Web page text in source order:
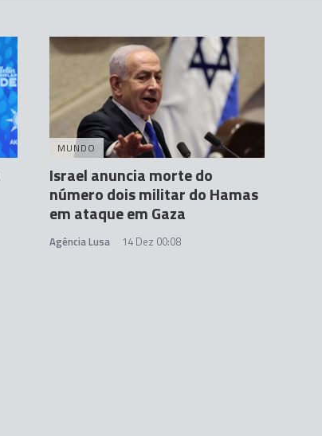
MUNDO
Israel anuncia morte do
número dois militar do Hamas
em ataque em Gaza
Agência Lusa 14 Dez 00:08